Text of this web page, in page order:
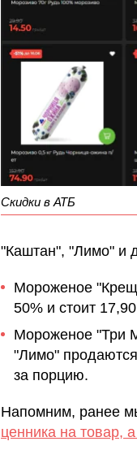
Скидки в АТБ
"Каштан", "Лимо" и
Мороженое
50% и стоит
Мороженое "Три
"Лимо"
за порцию.
Напомним, ранее
ценника на товар,